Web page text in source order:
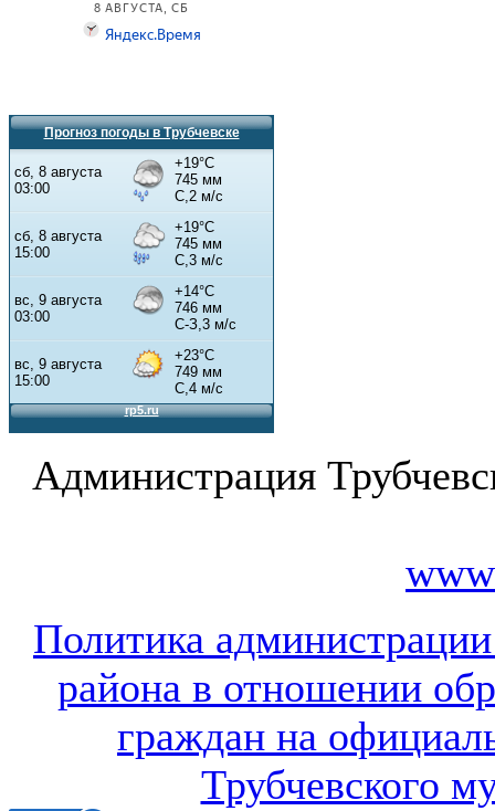
Прогноз погоды в Трубчевске
Администрация
Политика
района в отношении
граждан на
Трубчевского